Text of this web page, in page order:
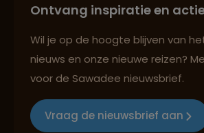
Reizen met oog voor mens,
Ontvang inspiratie en
Wil je op de hoogte blijven van
nieuws en onze nieuwe reizen?
voor de Sawadee nieuwsbrief.
Vraag de nieuwsbrief aan